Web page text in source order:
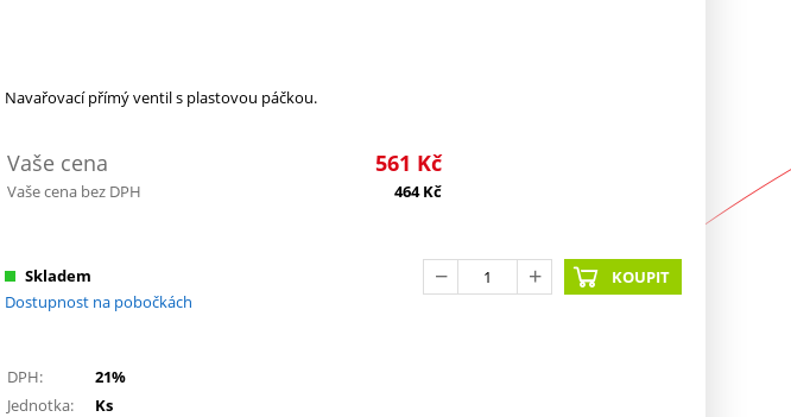
Navařovací přímý ventil s plastovou páčkou.
Vaše cena 561 Kč
Vaše cena bez DPH 464Kč
Skladem
Dostupnost na pobočkách
KOUPIT
DPH:
21%
Jednotka:
Ks